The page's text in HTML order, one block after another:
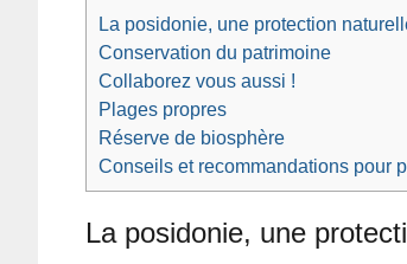
La posidonie, une protection
Conservation du patrimoine
Collaborez vous aussi !
Plages propres
Réserve de biosphère
Conseils et recommandations pour
La posidonie, une